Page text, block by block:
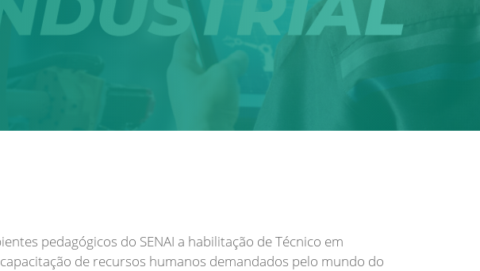
pedagógicos do SENAI a habilitação de Técnico em
de recursos humanos demandados pelo mundo do